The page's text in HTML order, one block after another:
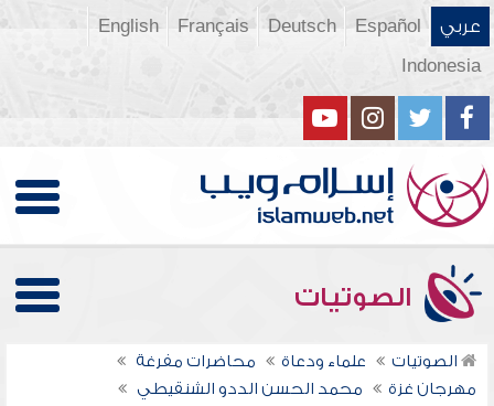
عربي Español
Deutsch
Français
English
Indonesia
الصوتيات
الصوتيات علماء ودعاة
محاضرات مفرغة
مهرجان غزة
محمد الحسن الددو الشنقيطي